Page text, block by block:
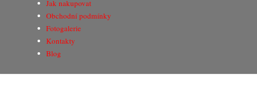
Jak nakupovat
Obchodní podmínky
Fotogalerie
Kontakty
Blog